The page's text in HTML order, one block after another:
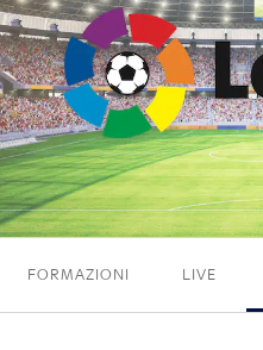
2
FORMAZIONI LIVE